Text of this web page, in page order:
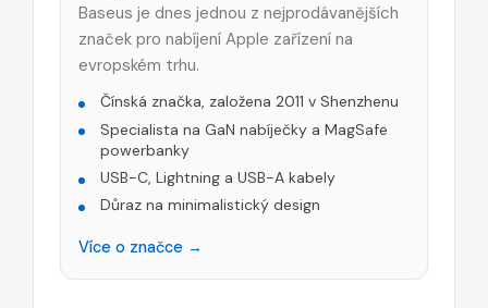
Baseus je dnes jednou z nejprodávanějších
značek pro nabíjení Apple zařízení na
evropském trhu.
Čínská značka, založena 2011 v Shenzhenu
Specialista na GaN nabíječky a MagSafe
powerbanky
USB-C, Lightning a USB-A kabely
Důraz na minimalistický design
Více o značce →